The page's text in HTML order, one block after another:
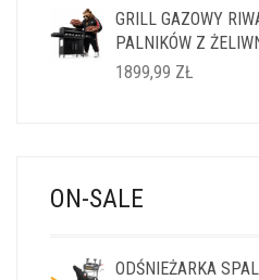
GRILL GAZOWY
PALNIKÓW Z
1899,99 ZŁ
ON-SALE
ODŚNIEŻARKA